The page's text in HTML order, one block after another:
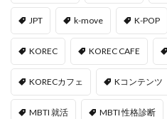
JPT k-move K-POP
KOREC KOREC CAFE
KORECカフェ Kコンテンツ
MBTI 就活 MBTI 性格診断